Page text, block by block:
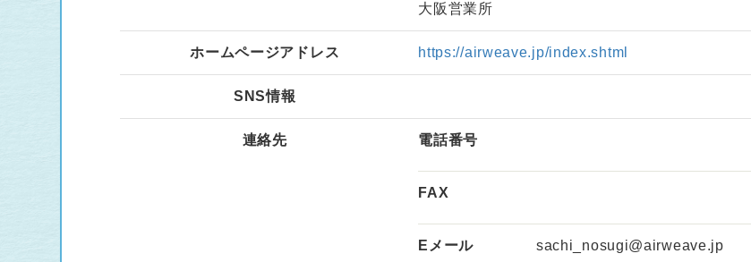
大阪営業所
ホームページアドレス https://airweave.jp/index.shtml
SNS情報
連絡先 電話番号
FAX
Eメール sachi_nosugi@airweave.jp